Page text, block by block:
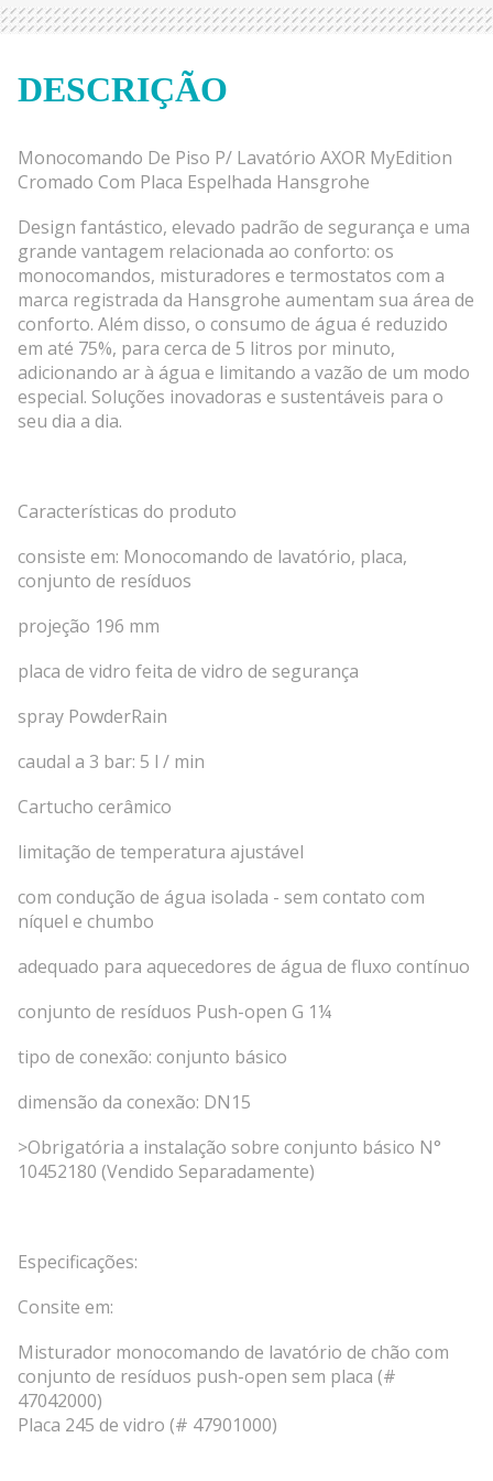
DESCRIÇÃO
Monocomando De Piso P/ Lavatório AXOR MyEdition
Cromado Com Placa Espelhada Hansgrohe
Design fantástico, elevado padrão de segurança e uma
grande vantagem relacionada ao conforto: os
monocomandos, misturadores e termostatos com a
marca registrada da Hansgrohe aumentam sua área de
conforto. Além disso, o consumo de água é reduzido
em até 75%, para cerca de 5 litros por minuto,
adicionando ar à água e limitando a vazão de um modo
especial. Soluções inovadoras e sustentáveis para o
seu dia a dia.
Características do produto
consiste em: Monocomando de lavatório, placa,
conjunto de resíduos
projeção 196 mm
placa de vidro feita de vidro de segurança
spray PowderRain
caudal a 3 bar: 5 l / min
Cartucho cerâmico
limitação de temperatura ajustável
com condução de água isolada - sem contato com
níquel e chumbo
adequado para aquecedores de água de fluxo contínuo
conjunto de resíduos Push-open G 1¼
tipo de conexão: conjunto básico
dimensão da conexão: DN15
>Obrigatória a instalação sobre conjunto básico N°
10452180 (Vendido Separadamente)
Especificações:
Consite em:
Misturador monocomando de lavatório de chão com
conjunto de resíduos push-open sem placa (#
47042000)
Placa 245 de vidro (# 47901000)